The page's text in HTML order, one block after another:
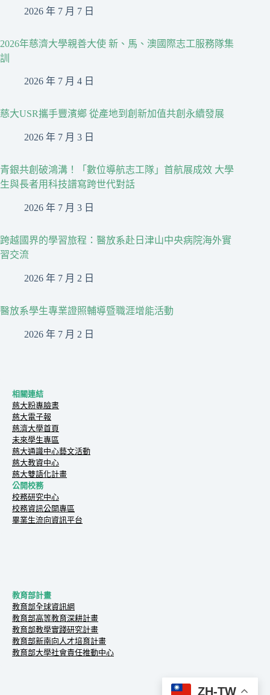
2026 年 7 月 7 日
2026年慈濟大學親善大使 新、馬、澳國際志工服務隊集
訓
2026 年 7 月 4 日
慈大USR攜手豐濱鄉 從產地到創新加值共創永續發展
2026 年 7 月 3 日
青銀共創破鴻溝！「數位導航志工隊」首航展成效 大學
生與長者用科技譜寫跨世代對話
2026 年 7 月 3 日
跨越國界的學習旅程：醫放系赴日津山中央病院海外實
習交流
2026 年 7 月 2 日
醫放系學生專業證照輔導暨職涯增能活動
2026 年 7 月 2 日
相關連結
慈大粉專臉書
慈大電子報
慈濟大學首頁
未來學生專區
慈大通識中心藝文活動
慈大教資中心
慈大雙語化計畫
公開校務
校務研究中心
校務資訊公開專區
畢業生流向資訊平台
教育部計畫
教育部全球資訊網
教育部高等教育深耕計畫
教育部教學實踐研究計畫
教育部新南向人才培育計畫
教育部大學社會責任推動中心
ZH-TW